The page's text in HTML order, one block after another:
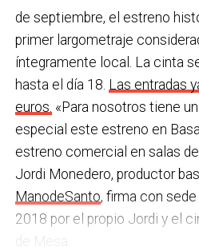
prestar los servicios de
comunitarias.
En las últimas semanas la
estado marcada por las
presuntas irregularidades
está afrontando el equipo
situación y qué mensaje
ciudadanía?Los hechos
nos corresponde aclarar si
con el mayor rigor y
Ante la falta de soluciones en
comité, los representantes
advirtieron a la dirección con
Inspección de Trabajo.
percibieron un amago de
social lamenta que las
nuevas alertas
«testimoniales, esporádicas
aparentar», sin llegar a
efectivas en los puestos de
de septiembre, el estreno
primer largometraje
íntegramente local. La cinta
hasta el día 18. Las entradas
euros. «Para nosotros tiene
especial este estreno en
estreno comercial en salas
Jordi Monedero, productor
ManodeSanto, firma con
2018 por el propio Jordi y el